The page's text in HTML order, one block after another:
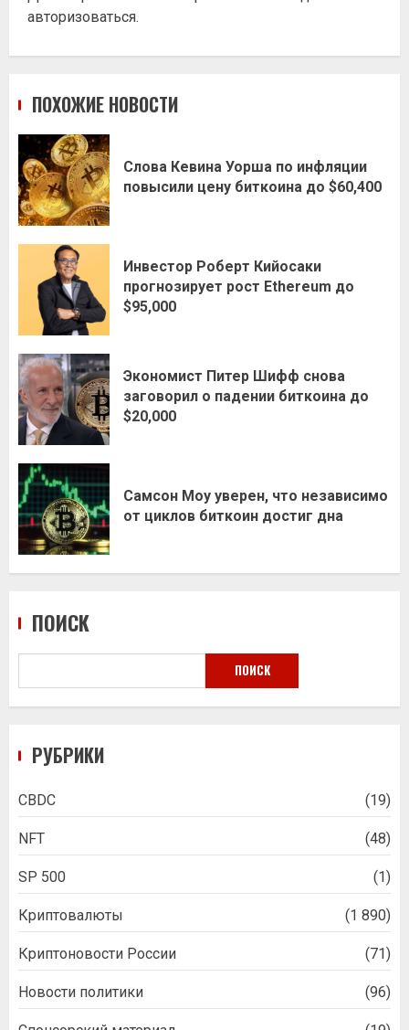
авторизоваться.
ПОХОЖИЕ НОВОСТИ
Слова Кевина Уорша по инфляции
повысили цену биткоина до $60,400
Инвестор Роберт Кийосаки
прогнозирует рост Ethereum до
$95,000
Экономист Питер Шифф снова
заговорил о падении биткоина до
$20,000
Самсон Моу уверен, что независимо
от циклов биткоин достиг дна
ПОИСК
ПОИСК
РУБРИКИ
CBDC (19)
NFT (48)
SP 500 (1)
Криптовалюты (1 890)
Криптоновости России (71)
Новости политики (96)